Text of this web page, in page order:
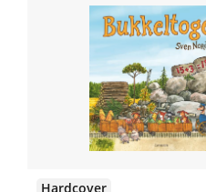
Hardcover